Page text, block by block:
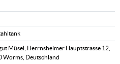
Müsel, Herrnsheimer Hauptstrasse 12,
Worms, Deutschland